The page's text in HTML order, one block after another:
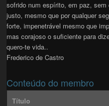
sofrido num espírito, em paz, sem
justo, mesmo que por qualquer
forte, impenetrável mesmo que
mas corajoso o suficiente para
quero-te vida..
Frederico de Castro
Conteúdo do membro
Título